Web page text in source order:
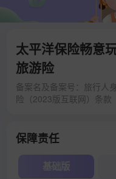
太平洋保险畅意
旅游险
备案名及备案号：旅行人
险（2023版互联网）条款
1432522021122437163）
意外伤害住院津贴保险（
（
附加旅行急性病保险（互
保障责任
基础版